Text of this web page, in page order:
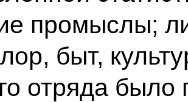
промыслы;
быт,
отряда было